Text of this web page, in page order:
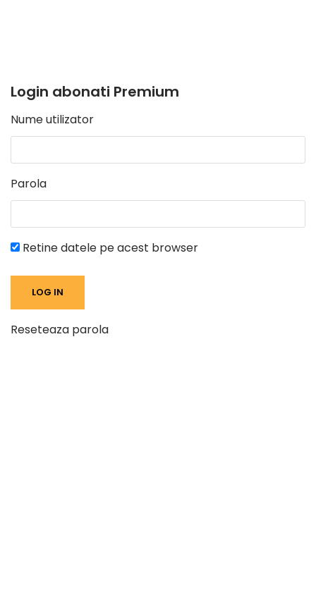
Login abonati Premium
Nume utilizator
Parola
Retine datele pe acest browser
Reseteaza parola